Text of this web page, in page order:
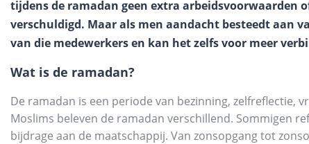
tijdens de ramadan geen extra arbeidsvoorwaarden
verschuldigd. Maar als men aandacht besteedt aan
van die medewerkers en kan het zelfs voor meer
Wat is de ramadan?
De ramadan is een periode van bezinning, zelfreflectie,
Moslims beleven de ramadan verschillend. Sommigen
bijdrage aan de maatschappij. Van zonsopgang tot